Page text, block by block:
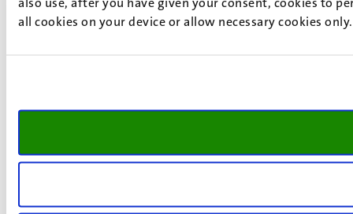
all cookies on your device or allow necessary cookies